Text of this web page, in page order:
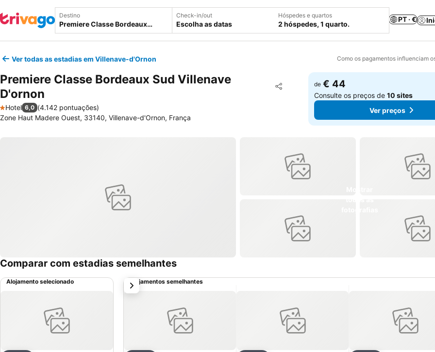
Destino Check-in/out
Escolha as datas
Hóspedes e quartos
2 hóspedes, 1 quarto.
PT · €
Ver todas as estadias em Villenave-d'Ornon Como os pagamentos influenciam
Premiere Classe Bordeaux Sud Villenave
D'ornon
Partilhar
Adicionar aos favoritos
1 Estrelas
Hotel 6,0 (4.142 pontuações)
Zone Haut Madere Ouest, 33140, Villenave-d'Ornon, França
de € 44
Consulte os preços de10 sites
Ver preços
Comparar com estadias semelhantes
Alojamento selecionado Alojamentos semelhantes
próximo